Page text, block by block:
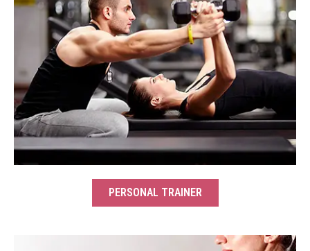
PERSONAL TRAINER